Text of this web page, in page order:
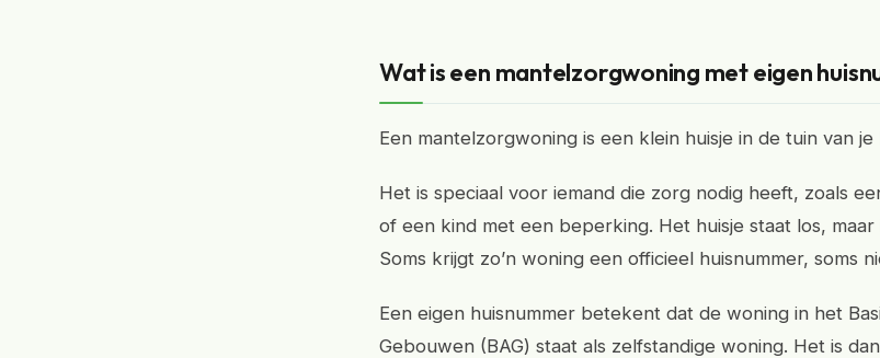
Wat is een mantelzorgwoning met eigen
Een mantelzorgwoning is een klein huisje in de tuin van
Het is speciaal voor iemand die zorg nodig heeft, zoals
of een kind met een beperking. Het huisje staat los,
Soms krijgt zo’n woning een officieel huisnummer, soms
Een eigen huisnummer betekent dat de woning in het
Gebouwen (BAG) staat als zelfstandige woning. Het is